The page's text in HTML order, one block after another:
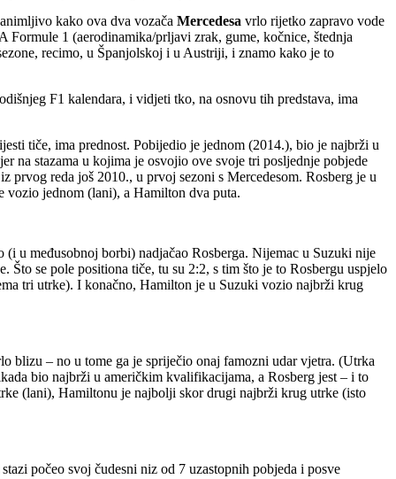
kako ova dva vozača Mercedesa vrlo rijetko zapravo vode
1 (aerodinamika/prljavi zrak, gume, kočnice, štednja
recimo, u Španjolskoj i u Austriji, i znamo kako je to
F1 kalendara, i vidjeti tko, na osnovu tih predstava, ima
tiče, ima prednost. Pobijedio je jednom (2014.), bio je najbrži u
na stazama u kojima je osvojio ove svoje tri posljednje pobjede
reda još 2010., u prvoj sezoni s Mercedesom. Rosberg je u
vozio jednom (lani), a Hamilton dva puta.
u međusobnoj borbi) nadjačao Rosberga. Nijemac u Suzuki nije
se pole positiona tiče, tu su 2:2, s tim što je to Rosbergu uspjelo
tri utrke). I konačno, Hamilton je u Suzuki vozio najbrži krug
blizu – no u tome ga je spriječio onaj famozni udar vjetra. (Utrka
bio najbrži u američkim kvalifikacijama, a Rosberg jest – i to
(lani), Hamiltonu je najbolji skor drugi najbrži krug utrke (isto
počeo svoj čudesni niz od 7 uzastopnih pobjeda i posve